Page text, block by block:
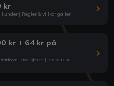
kr
| Regler & villkor gäller
kr + 64 kr på
| stodlinjen.se | spelpaus.se